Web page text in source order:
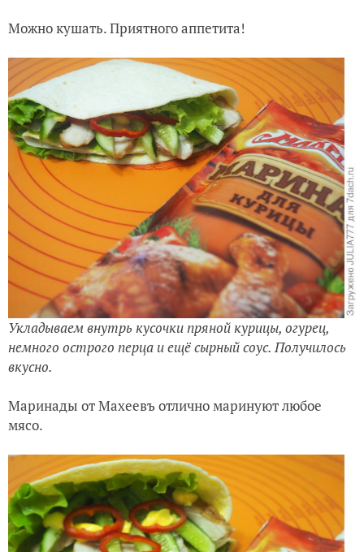
Можно кушать. Приятного аппетита!
Укладываем внутрь кусочки пряной курицы, огурец,
немного острого перца и ещё сырный соус. Получилось
вкусно.
Маринады от Махеевъ отлично маринуют любое
мясо.